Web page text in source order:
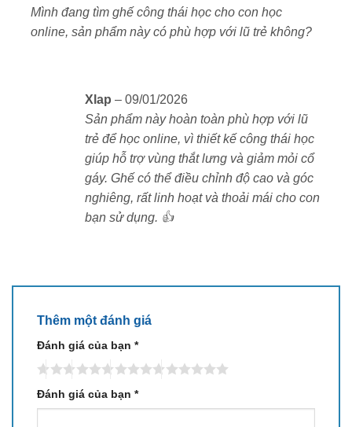
Tay ghế 3D linh động
Tay ghế 3D của Sihoo M57 cho phép điều chỉnh theo
Xoay trái – phải, hỗ trợ các cử động linh hoạt hơn.
45 sao
Mình đang tìm ghế công thái học cho con học
online, sản phẩm này có phù hợp với lũ trẻ không?
Xlap – 09/01/2026
Sản phẩm này hoàn toàn phù hợp với lũ
trẻ để học online, vì thiết kế công thái học
giúp hỗ trợ vùng thắt lưng và giảm mỏi cổ
gáy. Ghế có thể điều chỉnh độ cao và góc
nghiêng, rất linh hoạt và thoải mái cho con
bạn sử dụng. 👍
Thêm một đánh giá
Đánh giá của bạn *
Đánh giá của bạn *